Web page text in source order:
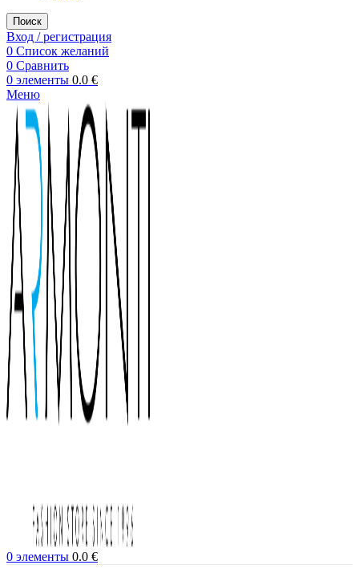
Поиск
Вход / регистрация
0 Список желаний
0 Сравнить
0 элементы 0.0 €
Меню
0 элементы 0.0 €